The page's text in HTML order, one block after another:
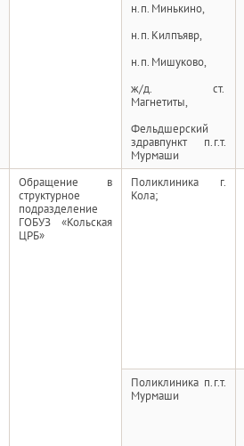
н.п. Минькино,
н.п. Килпъявр,
н.п. Мишуково,
ж/д. ст.
Магнетиты,
Фельдшерский
здравпункт п.г.т.
Мурмаши
Обращение в
структурное
подразделение
ГОБУЗ «Кольская
ЦРБ»
Поликлиника г.
Кола;
Поликлиника п.г.т.
Мурмаши